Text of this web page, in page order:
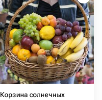
Корзина солнечных